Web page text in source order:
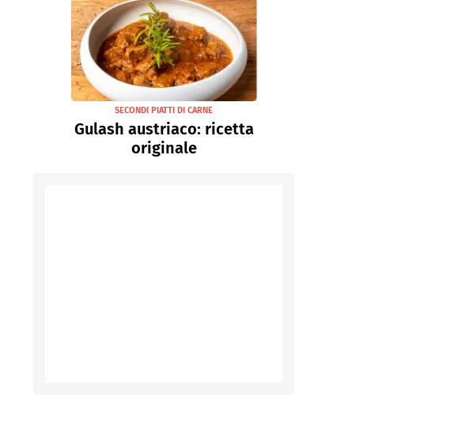
SECONDI PIATTI DI CARNE
Gulash austriaco: ricetta
originale